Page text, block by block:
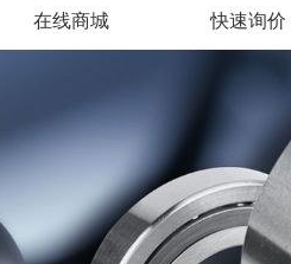
在线商城 快速询价